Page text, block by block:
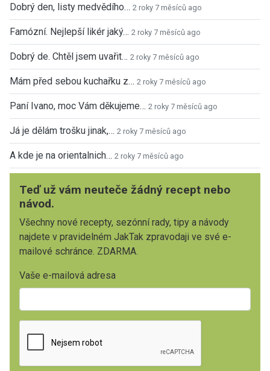
Dobrý den, listy medvědího… 2 roky 7 měsíců ago
Famózní. Nejlepší likér jaký… 2 roky 7 měsíců ago
Dobrý de. Chtěl jsem uvařit… 2 roky 7 měsíců ago
Mám před sebou kuchařku z… 2 roky 7 měsíců ago
Paní Ivano, moc Vám děkujeme… 2 roky 7 měsíců ago
Já je dělám trošku jinak,… 2 roky 7 měsíců ago
A kde je na orientalnich… 2 roky 7 měsíců ago
Teď už vám neuteče žádný recept nebo
návod.
Všechny nové recepty, sezónní rady, tipy a návody
najdete v pravidelném JakTak zpravodaji ve své e-
mailové schránce. ZDARMA.
Vaše e-mailová adresa